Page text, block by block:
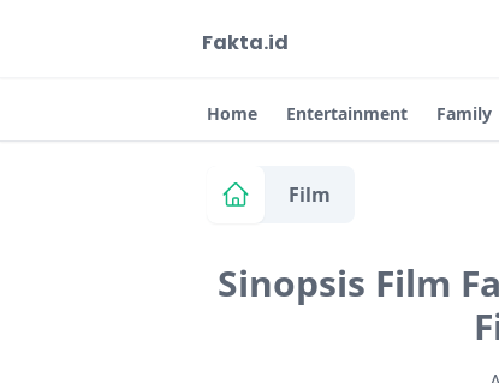
Fakta.id
Home Entertainment Family
Film
Sinopsis Film